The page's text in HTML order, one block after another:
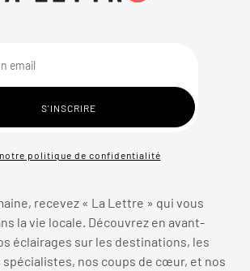
politique de confidentialité
recevez « La Lettre » qui vous
la vie locale. Découvrez en avant-
éclairages sur les destinations, les
spécialistes, nos coups de cœur, et nos